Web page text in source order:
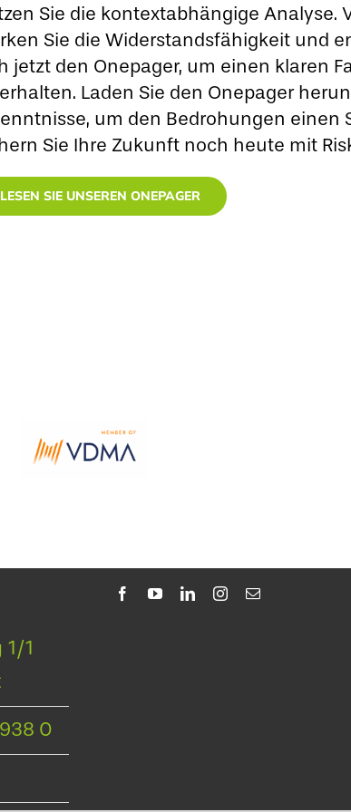
Sie die kontextabhängige Analyse.
Sie die Widerstandsfähigkeit und
jetzt den Onepager, um einen klaren
Laden Sie den Onepager
um den Bedrohungen einen
Sie Ihre Zukunft noch heute mit
LESEN SIE UNSEREN ONEPAGER
1
0